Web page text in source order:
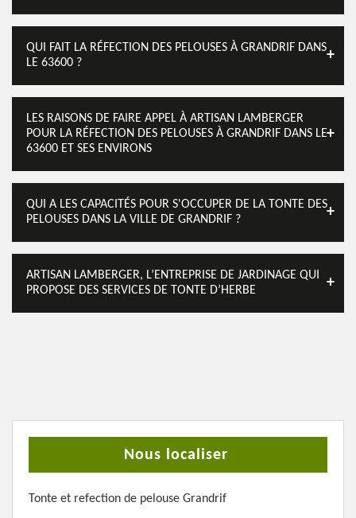
QUI FAIT LA RÉFECTION DES PELOUSES À GRANDRIF DANS
LE 63600 ?
LES RAISONS DE FAIRE APPEL À ARTISAN LAMBERGER
POUR LA RÉFECTION DES PELOUSES À GRANDRIF DANS LE
63600 ET SES ENVIRONS
QUI A LES CAPACITÉS POUR S'OCCUPER DE LA TONTE DES
PELOUSES DANS LA VILLE DE GRANDRIF ?
ARTISAN LAMBERGER, L’ENTREPRISE DE JARDINAGE QUI
PROPOSE DES SERVICES DE TONTE D’HERBE
Nous localiser
Tonte et refection de pelouse Grandrif